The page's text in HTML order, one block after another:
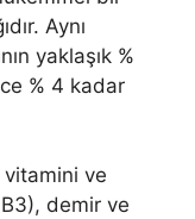
Aynı
yaklaşık %
% 4 kadar
ve
demir ve